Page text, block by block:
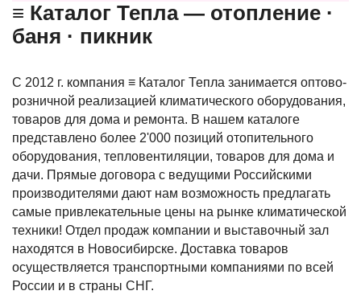
≡ Каталог Тепла — отопление ·
баня · пикник
С 2012 г. компания ≡ Каталог Тепла занимается оптово-
розничной реализацией климатического оборудования,
товаров для дома и ремонта. В нашем каталоге
представлено более 2'000 позиций отопительного
оборудования, тепловентиляции, товаров для дома и
дачи. Прямые договора с ведущими Российскими
производителями дают нам возможность предлагать
самые привлекательные цены на рынке климатической
техники! Отдел продаж компании и выставочный зал
находятся в Новосибирске. Доставка товаров
осуществляется транспортными компаниями по всей
России и в страны СНГ.